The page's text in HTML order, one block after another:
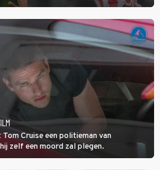
Spaanse spits Nacho Ferri aan van
Cruise een politieman van
zelf een moord zal plegen.